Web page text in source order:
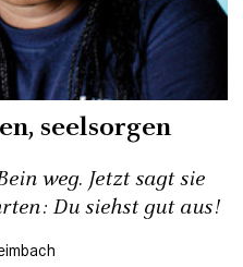
seelsorgen
weg. Jetzt sagt sie
Du siehst gut aus!